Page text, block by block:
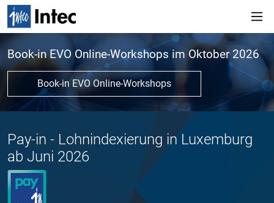
Book-in EVO Online-Workshops im Oktober 2026
Book-in EVO Online-Workshops
Pay-in - Lohnindexierung in Luxemburg
ab Juni 2026